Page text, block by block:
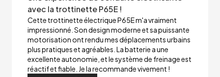
avec la trottinette P65E !
Cette trottinette électrique P65E m'a vraiment
impressionné. Son design moderne et sa puissante
motorisation ont rendu mes déplacements urbains
plus pratiques et agréables. La batterie a une
excellente autonomie, et le système de freinage est
réactif et fiable. Je la recommande vivement !